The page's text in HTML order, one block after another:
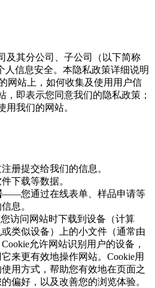
及其分公司、子公司（以下简称
人信息安全。本隐私政策详细说明
网站上，如何收集及使用用户信
，即表示您同意我们的隐私政策；
用我们的网站。
册提交给我们的信息。
下载等数据。
——您通过在线表单、样品申请等
息。
访问网站时下载到设备（计算
类似设备）上的小文件（通常由
允许网站识别用户的设备，
来更有效地操作网站。Cookie用
用方式，帮助您有效地在页面之
偏好，以及改善您的浏览体验。